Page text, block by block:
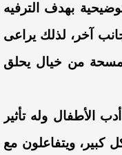
بهدف الترفيه
آخر، لذلك يراعى
مسحة من خيال يحلق
الأطفال وله تأثير
كبير، ويتفاعلون مع